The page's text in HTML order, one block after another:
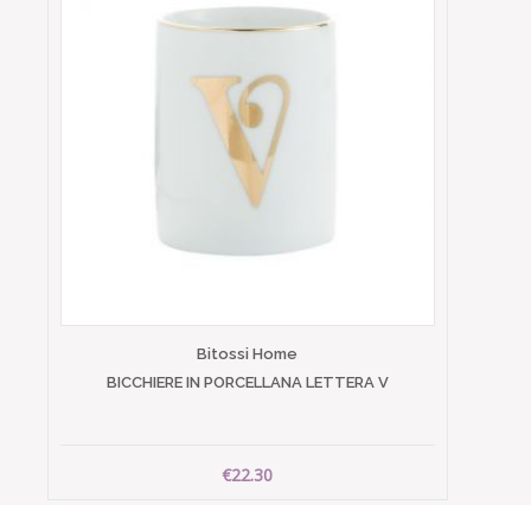
Bitossi Home
BICCHIERE IN PORCELLANA LETTERA V
€22.30